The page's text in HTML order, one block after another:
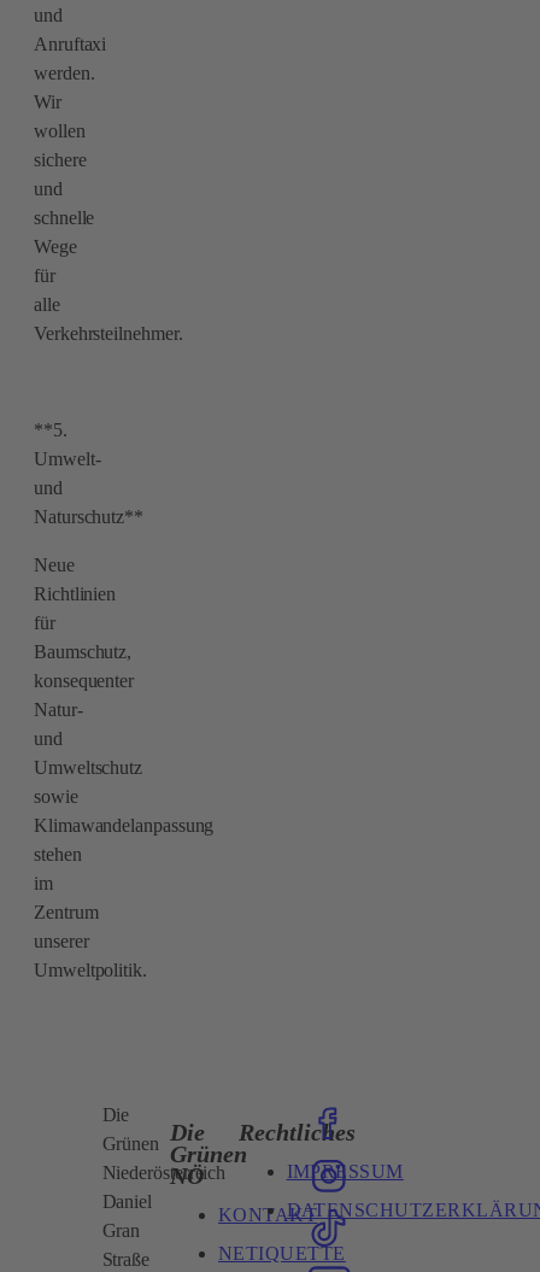
und
Anruftaxi
werden.
Wir
wollen
sichere
und
schnelle
Wege
für
alle
Verkehrsteilnehmer.
**5.
Umwelt-
und
Naturschutz**
Neue
Richtlinien
für
Baumschutz,
konsequenter
Natur-
und
Umweltschutz
sowie
Klimawandelanpassung
stehen
im
Zentrum
unserer
Umweltpolitik.
Die
Grünen
Niederösterreich
Daniel
Gran
Straße
Die
Grünen
NÖ
KONTAKT
NETIQUETTE
Rechtliches
IMPRESSUM